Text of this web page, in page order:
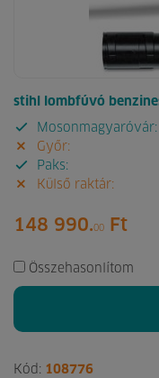
stihl lombfúvó
Mosonmagyaróvár:
Győr:
Paks:
Külső raktár:
148 990.00 Ft
Összehasonlítom
Kód: 108776